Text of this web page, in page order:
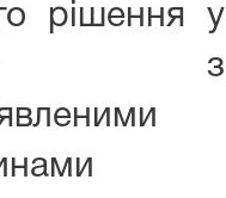
рішення у
з